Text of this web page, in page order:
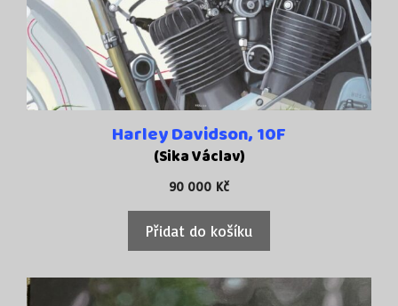
Harley Davidson, 10F
(Sika Václav)
90 000 Kč
Přidat do košíku